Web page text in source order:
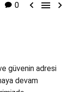
0   
güvenin adresi
devam